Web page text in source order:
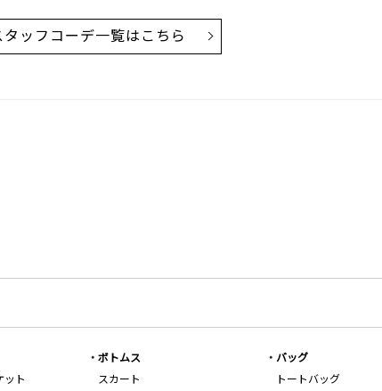
タッフコーデ一覧はこちら
ット
ボトムス
スカート
バッグ
トートバッグ